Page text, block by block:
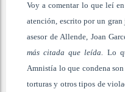
Voy a comentar lo que leí
atención, escrito por un
asesor de Allende, Joan
más citada que leída. Lo
Amnistía lo que condena
torturas y otros tipos de